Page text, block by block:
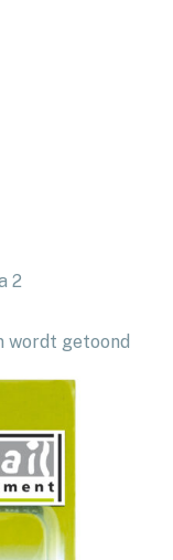
2
wordt getoond